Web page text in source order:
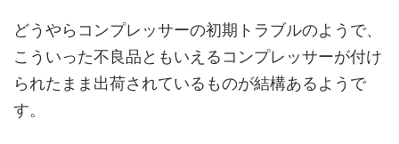
どうやらコンプレッサーの初期トラブルのようで、
こういった不良品ともいえるコンプレッサーが付け
られたまま出荷されているものが結構あるようで
す。